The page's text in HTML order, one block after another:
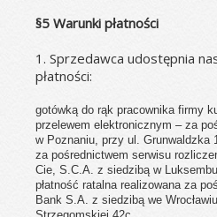
§5 Warunki płatności
1. Sprzedawca udostępnia
płatności:
gotówką do rąk pracownika firmy
przelewem elektronicznym – za
w Poznaniu, przy ul. Grunwaldzka
za pośrednictwem serwisu
Cie, S.C.A. z siedzibą w
płatność ratalna realizowana za
Bank S.A. z siedzibą we